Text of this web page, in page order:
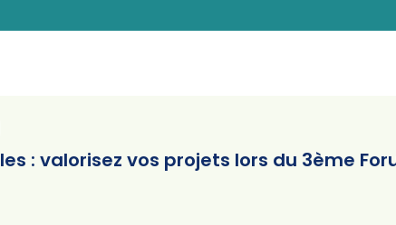
: valorisez vos projets lors du 3ème